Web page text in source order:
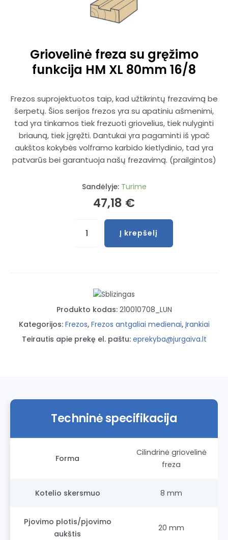
Griovelinė freza su gręžimo
funkcija HM XL 80mm 16/8
Frezos suprojektuotos taip, kad užtikrintų frezavimą be
šerpetų. Šios serijos frezos yra su apatiniu ašmenimi,
tad yra tinkamos tiek frezuoti griovelius, tiek nulyginti
briauną, tiek įgręžti. Dantukai yra pagaminti iš ypač
aukštos kokybės volframo karbido kietlydinio, tad yra
patvarūs bei garantuoja našų frezavimą. (prailgintos)
Sandėlyje: Turime
47,18 €
HM
XL
80mm
16/8
Į krepšelį
Produkto kodas: 210010708_LUN
Kategorijos: Frezos, Frezos antgaliai medienai, Įrankiai
Teirautis apie prekę el. paštu: eprekyba@jurgaiva.lt
Techninė specifikacija
Forma
Cilindrinė griovelinė
freza
Kotelio skersmuo 8 mm
Pjovimo plotis/pjovimo
aukštis
20 mm